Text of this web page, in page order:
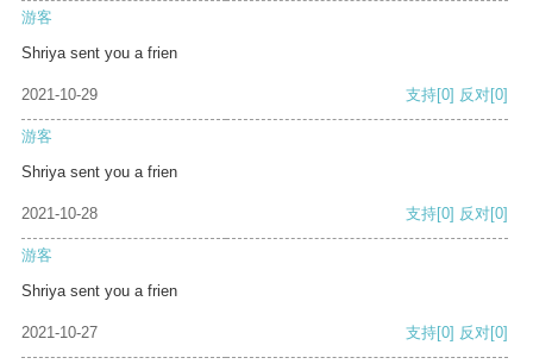
游客
Shriya sent you a frien
2021-10-29 支持[0] 反对[0]
游客
Shriya sent you a frien
2021-10-28 支持[0] 反对[0]
游客
Shriya sent you a frien
2021-10-27 支持[0] 反对[0]